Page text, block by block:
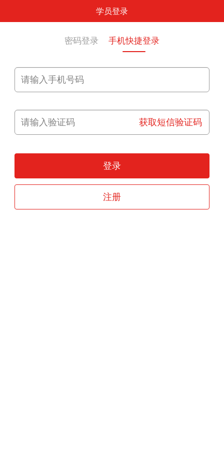
学员登录
密码登录 手机快捷登录
获取短信验证码
登录
注册